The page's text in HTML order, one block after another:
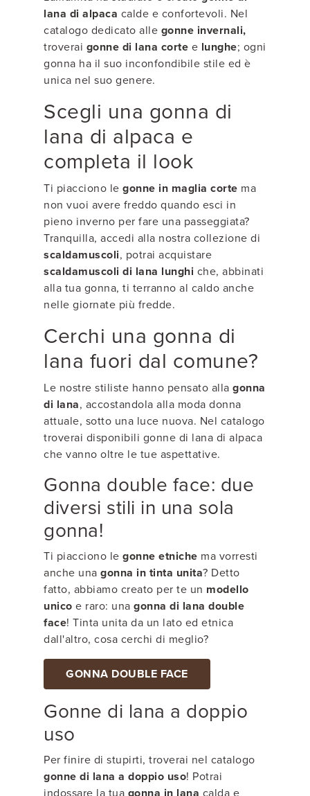
lana di alpaca calde e confortevoli. Nel
catalogo dedicato alle gonne invernali,
troverai gonne di lana corte e lunghe; ogni
gonna ha il suo inconfondibile stile ed è
unica nel suo genere.
Scegli una gonna di
lana di alpaca e
completa il look
Ti piacciono le gonne in maglia corte ma
non vuoi avere freddo quando esci in
pieno inverno per fare una passeggiata?
Tranquilla, accedi alla nostra collezione di
scaldamuscoli, potrai acquistare
scaldamuscoli di lana lunghi che, abbinati
alla tua gonna, ti terranno al caldo anche
nelle giornate più fredde.
Cerchi una gonna di
lana fuori dal comune?
Le nostre stiliste hanno pensato alla gonna
di lana, accostandola alla moda donna
attuale, sotto una luce nuova. Nel catalogo
troverai disponibili gonne di lana di alpaca
che vanno oltre le tue aspettative.
Gonna double face: due
diversi stili in una sola
gonna!
Ti piacciono le gonne etniche ma vorresti
anche una gonna in tinta unita? Detto
fatto, abbiamo creato per te un modello
unico e raro: una gonna di lana double
face! Tinta unita da un lato ed etnica
dall'altro, cosa cerchi di meglio?
GONNA DOUBLE FACE
Gonne di lana a doppio
uso
Per finire di stupirti, troverai nel catalogo
gonne di lana a doppio uso! Potrai